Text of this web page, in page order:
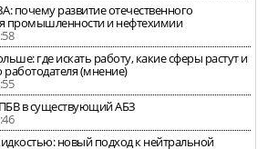
почему развитие отечественного
промышленности и нефтехимии
где искать работу, какие сферы растут и
(мнение)
в существующий АБЗ
новый подход к нейтральной